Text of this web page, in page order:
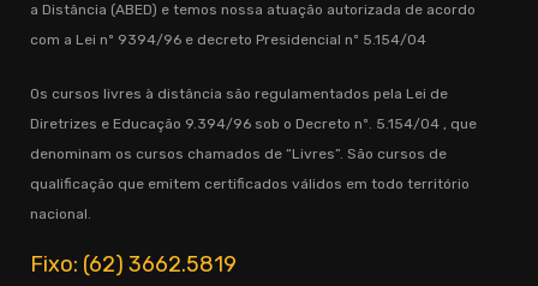
a Distância (ABED) e temos nossa atuação autorizada de acordo
com a Lei nº 9394/96 e decreto Presidencial nº 5.154/04
Os cursos livres à distância são regulamentados pela Lei de
Diretrizes e Educação 9.394/96 sob o Decreto nº. 5.154/04 , que
denominam os cursos chamados de “Livres”. São cursos de
qualificação que emitem certificados válidos em todo território
nacional.
Fixo: (62) 3662.5819